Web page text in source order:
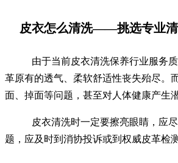
皮衣怎么清洗——挑选专业
由于当前皮衣清洗保养行业服务
革原有的透气、柔软舒适性丧失殆尽。
面、掉面等问题，甚至对人体健康产生
皮衣清洗时一定要擦亮眼睛，应
题，应及时到消协投诉或到权威皮革检